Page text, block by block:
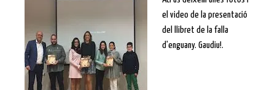
el video de la presentació
del llibret de la falla
d'enguany. Gaudiu!.